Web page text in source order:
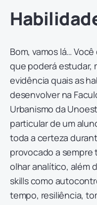
Bom, vamos lá…
que poderá estudar,
evidência quais as
desenvolver na
Urbanismo da
particular de um
toda a certeza
provocado a
olhar analítico, além
skills como
tempo, resiliência,